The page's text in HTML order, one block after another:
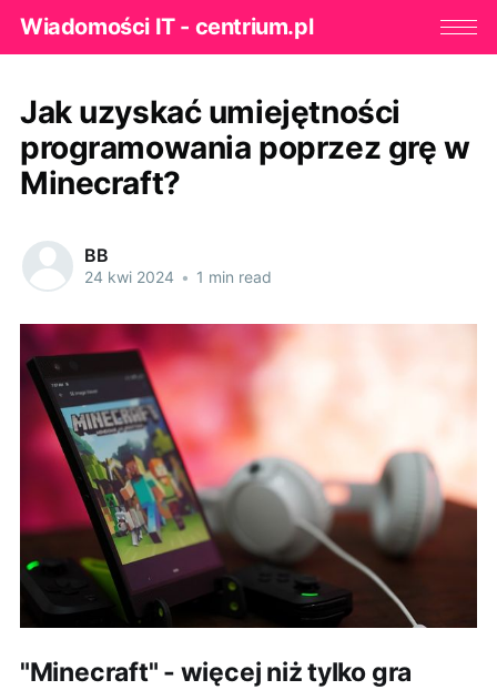
Wiadomości IT - centrium.pl
Jak uzyskać umiejętności
programowania poprzez grę w
Minecraft?
BB
24 kwi 2024 • 1 min read
"Minecraft" - więcej niż tylko gra